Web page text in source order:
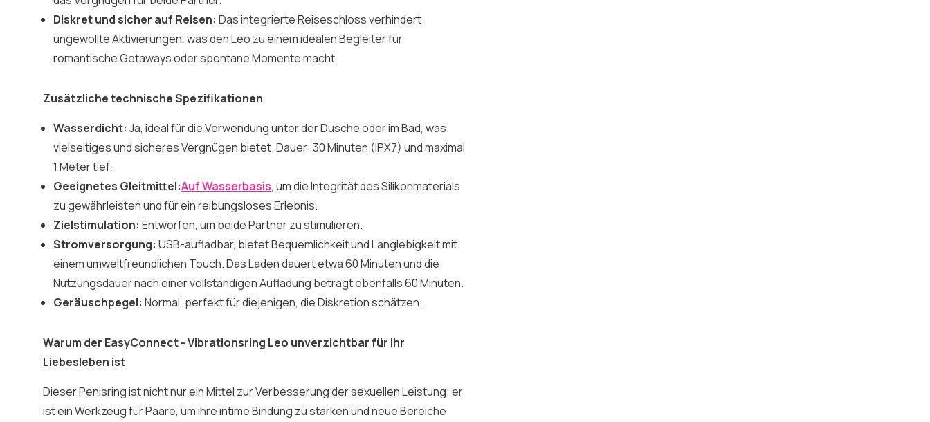
Diskret und sicher auf Reisen: Das integrierte Reiseschloss verhindert
ungewollte Aktivierungen, was den Leo zu einem idealen Begleiter für
romantische Getaways oder spontane Momente macht.
Zusätzliche technische Spezifikationen
Wasserdicht: Ja, ideal für die Verwendung unter der Dusche oder im Bad, was
vielseitiges und sicheres Vergnügen bietet. Dauer: 30 Minuten (IPX7) und maximal
1 Meter tief.
Geeignetes Gleitmittel:Auf Wasserbasis, um die Integrität des Silikonmaterials
zu gewährleisten und für ein reibungsloses Erlebnis.
Zielstimulation: Entworfen, um beide Partner zu stimulieren.
Stromversorgung: USB-aufladbar, bietet Bequemlichkeit und Langlebigkeit mit
einem umweltfreundlichen Touch. Das Laden dauert etwa 60 Minuten und die
Nutzungsdauer nach einer vollständigen Aufladung beträgt ebenfalls 60 Minuten.
Geräuschpegel: Normal, perfekt für diejenigen, die Diskretion schätzen.
Warum der EasyConnect - Vibrationsring Leo unverzichtbar für Ihr
Liebesleben ist
Dieser Penisring ist nicht nur ein Mittel zur Verbesserung der sexuellen Leistung; er
ist ein Werkzeug für Paare, um ihre intime Bindung zu stärken und neue Bereiche